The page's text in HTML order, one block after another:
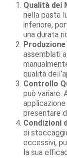
Qualità dei
nella pasta
inferiore,
una durata
assemblati
qualità
Controllo
può variare.
presentare
Condizioni
di
eccessivi,
la sua